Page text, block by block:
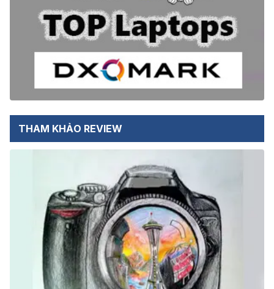
THAM KHẢO REVIEW